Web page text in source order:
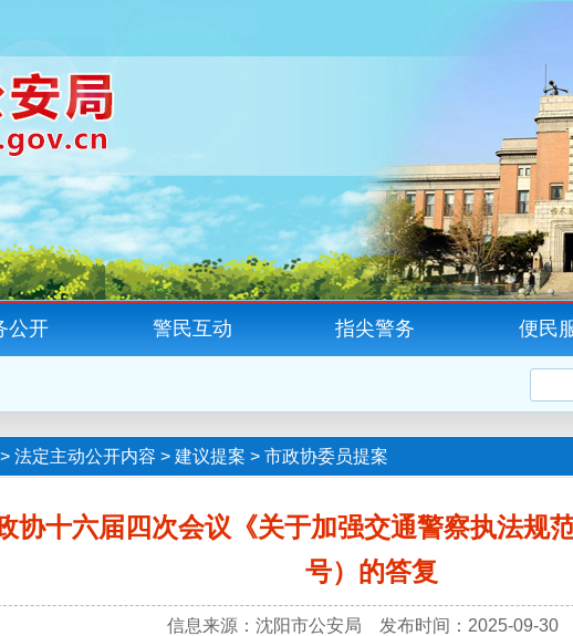
公开 警民互动 指尖警务 便民
> 法定主动公开内容 > 建议提案 > 市政协委员提案
协十六届四次会议《关于加强交通警察执法规
号）的答复
信息来源：沈阳市公安局 发布时间：2025-09-30